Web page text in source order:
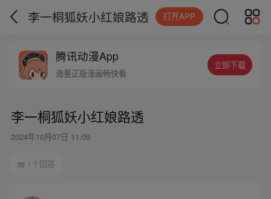
李一桐狐妖小红娘路透 打开APP
腾讯动漫App
海量正版漫画畅快看
立即下载
李一桐狐妖小红娘路透
2024年10月07日 11:09
1个回答